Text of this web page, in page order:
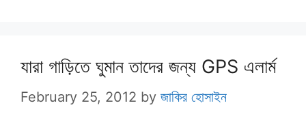
যারা গাড়িতে ঘুমান তাদের জন্য GPS এলার্ম
February 25, 2012 by জাকির হোসাইন